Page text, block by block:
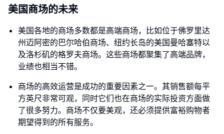
美国商场的未来
美国各地的商场多数都是高端商场，比如位于佛罗里达
州迈阿密的巴尔哈伯商场、纽约长岛的美国曼哈塞特以
及洛杉矶的格罗夫商场。这些商场都聚集了高端品牌，
业绩也相当不错。
商场的高效运营是成功的重要因素之一。其销售额每平
方英尺非常可观，同时它们也在商场的实际投资方面做
了很多努力。商场不仅要美观，还必须提供富裕购物者
期望得到的所有服务。